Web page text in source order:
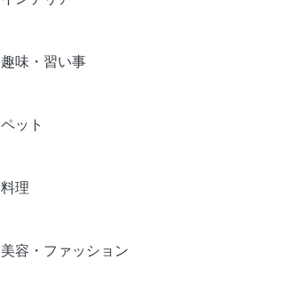
趣味・習い事
ペット
料理
美容・ファッション